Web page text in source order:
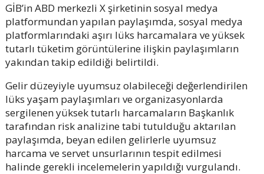
GİB’in ABD merkezli X şirketinin sosyal medya
platformundan yapılan paylaşımda, sosyal medya
platformlarındaki aşırı lüks harcamalara ve yüksek
tutarlı tüketim görüntülerine ilişkin paylaşımların
yakından takip edildiği belirtildi.
Gelir düzeyiyle uyumsuz olabileceği değerlendirilen
lüks yaşam paylaşımları ve organizasyonlarda
sergilenen yüksek tutarlı harcamaların Başkanlık
tarafından risk analizine tabi tutulduğu aktarılan
paylaşımda, beyan edilen gelirlerle uyumsuz
harcama ve servet unsurlarının tespit edilmesi
halinde gerekli incelemelerin yapıldığı vurgulandı.